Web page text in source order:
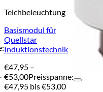
Teichbeleuchtung
Basismodul für
Quellstar
Induktionstechnik
€47,95 –
€53,00Preisspanne:
€47,95 bis €53,00